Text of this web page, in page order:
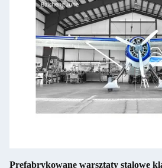
Prefabrykowane warsztaty stalowe